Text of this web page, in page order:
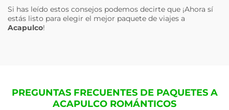
Si has leído estos consejos podemos decirte que ¡Ahora sí
estás listo para elegir el mejor paquete de viajes a
Acapulco!
PREGUNTAS FRECUENTES DE PAQUETES A
ACAPULCO ROMÁNTICOS